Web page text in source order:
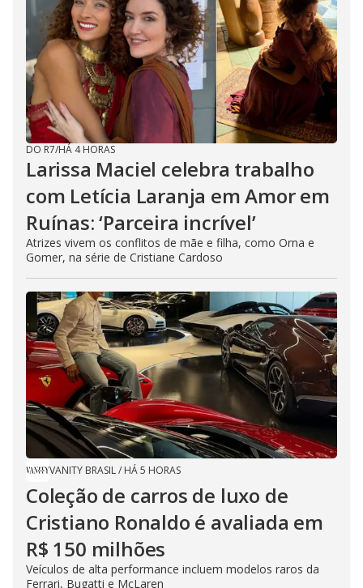
i
d
e
o
DO R7/HÁ 4 HORAS
Larissa Maciel celebra trabalho
com Letícia Laranja em Amor em
Ruínas: ‘Parceira incrível’
Atrizes vivem os conflitos de mãe e filha, como Orna e
Gomer, na série de Cristiane Cardoso
VANITY BRASIL/ HÁ 5 HORAS
Coleção de carros de luxo de
Cristiano Ronaldo é avaliada em
R$ 150 milhões
Veículos de alta performance incluem modelos raros da
Ferrari, Bugatti e McLaren